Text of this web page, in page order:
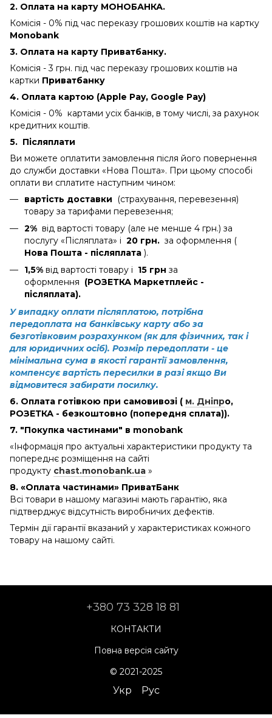
2. Оплата на карту МОНОБАНКА.
Комісія - 0% під час переказу грошових коштів на картку
Monobank
3. Оплата на карту Приватбанку.
Комісія - 3 грн. під час переказу грошових коштів на
картки Приватбанку
4. Оплата картою (Apple Pay, Google Pay)
Комісія - 0% картами усіх банків, в тому числі, за рахунок
кредитних коштів.
5. Післяплати
Ви можете оплатити замовлення після його повернення
до служби доставки «Нова Пошта». При цьому способі
оплати ви сплатите наступним чином:
вартість доставки (страхування, перевезення)
товару за тарифами перевезення;
2% від вартості товару (але не менше 4 грн.) за
послугу «Післяплата» і 20 грн. за оформлення (
Нова Пошта - післяплата ).
1,5% від вартості товару і 15 грн за
оформлення (РОЗЕТКА Маркетплейс -
післяплата).
У випадку оплати післяплатою, потрібна
передоплата на банківську карту або за
безготівковим розрахунком (як для фізичних, так і
для юридичних осіб). Розмір передоплати - це
мінімальна сума в якості гарантії замовлення,
компенсує вартість пересилки в разі якщо Ви
відмовитеся забирати посилку.
6. Оплата готівкою при самовивозі ( м. Дніпро,
РОЗЕТКА - безкоштовно (попередня сплата)).
7. "Покупка частинами" в monobank
«Інформація про актуальні характеристики продукту та
попереднє розміщення на сайті
продукту chast.monobank.ua »
8. «Оплата частинами» ПриватБанк
Всі товари в нашому магазині мають гарантію, яка
підтверджує відсутність виробничих дефектів.
Термін дії гарантії вказаний у характеристиках кожного
товару на нашому сайті.
+380 73 328 18 81
КОНТАКТИ
Повна версія сайту
© 2021-2025
Укр Рус